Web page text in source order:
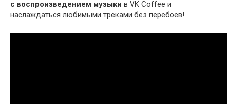
с воспроизведением музыки в VK Coffee и
наслаждаться любимыми треками без перебоев!